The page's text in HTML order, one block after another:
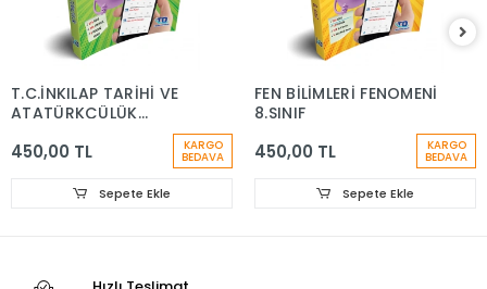
T.C.İNKILAP TARİHİ VE
ATATÜRKÇÜLÜK
450,00 TL KARGO
BEDAVA
Sepete Ekle
FEN BİLİMLERİ FENOMENİ
8.SINIF
450,00 TL KARGO
BEDAVA
Sepete Ekle